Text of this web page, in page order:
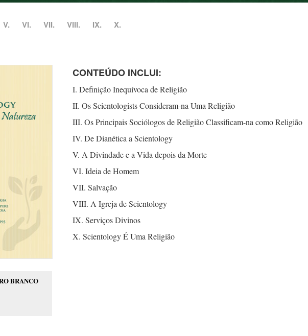
V. VI. VII. VIII. IX. X.
BRANCO
CONTEÚDO INCLUI:
I. Definição Inequívoca de Religião
II. Os ScientologistsConsideram-na Uma Religião
III. Os Principais Sociólogos de ReligiãoClassificam-na como Religião
IV. De Dianética a Scientology
V. A Divindade e a Vida depois da Morte
VI. Ideia de Homem
VII. Salvação
VIII. A Igreja de Scientology
IX. Serviços Divinos
X. Scientology É Uma Religião